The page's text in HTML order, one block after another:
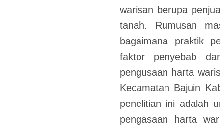
warisan berupa
tanah. Rumusan
bagaimana praktik
faktor penyebab
pengusaan harta
Kecamatan Bajuin
penelitian ini adalah
pengasaan harta